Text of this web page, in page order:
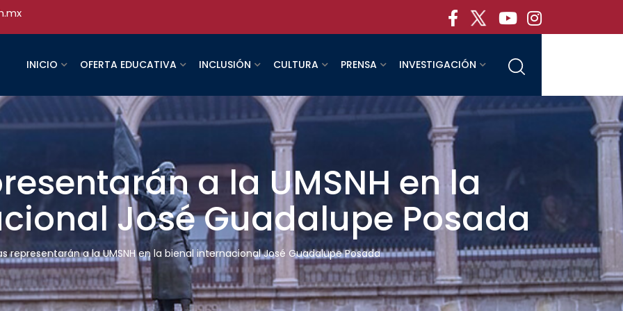
INICIO OFERTA EDUCATIVA INCLUSIÓN CULTURA PRENSA INVESTIGACIÓN
a la UMSNH en la
José Guadalupe Posada
representarán a la UMSNH en la bienal internacional José Guadalupe Posada